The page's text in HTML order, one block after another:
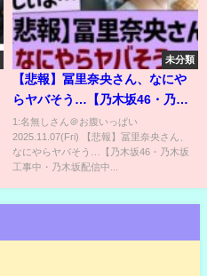
未分類
【悲報】冨里奈央さん、なにや
らヤバそう…【乃木坂46・乃木
坂工事中・乃木坂配信中】
1:名無しさん＠お腹いっぱい
2025.11.07(Fri) 【悲報】冨里奈央さん、
なにやらヤバそう…【乃木坂46・乃木坂
工事中・乃木坂配信中...